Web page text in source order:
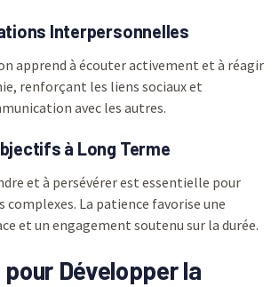
Interpersonnelles
apprend à écouter activement et à réagir
renforçant les liens sociaux et
avec les autres.
à Long Terme
et à persévérer est essentielle pour
complexes. La patience favorise une
et un engagement soutenu sur la durée.
Développer la